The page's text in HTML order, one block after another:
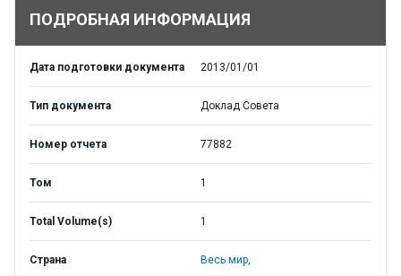
ПОДРОБНАЯ ИНФОРМАЦИЯ
Дата подготовки документа 2013/01/01
Тип документа Доклад Совета
Номер отчета 77882
Том 1
Total Volume(s) 1
Страна Весь мир,